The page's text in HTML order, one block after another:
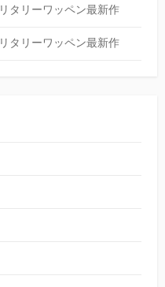
タリーワッペン最新作
タリーワッペン最新作